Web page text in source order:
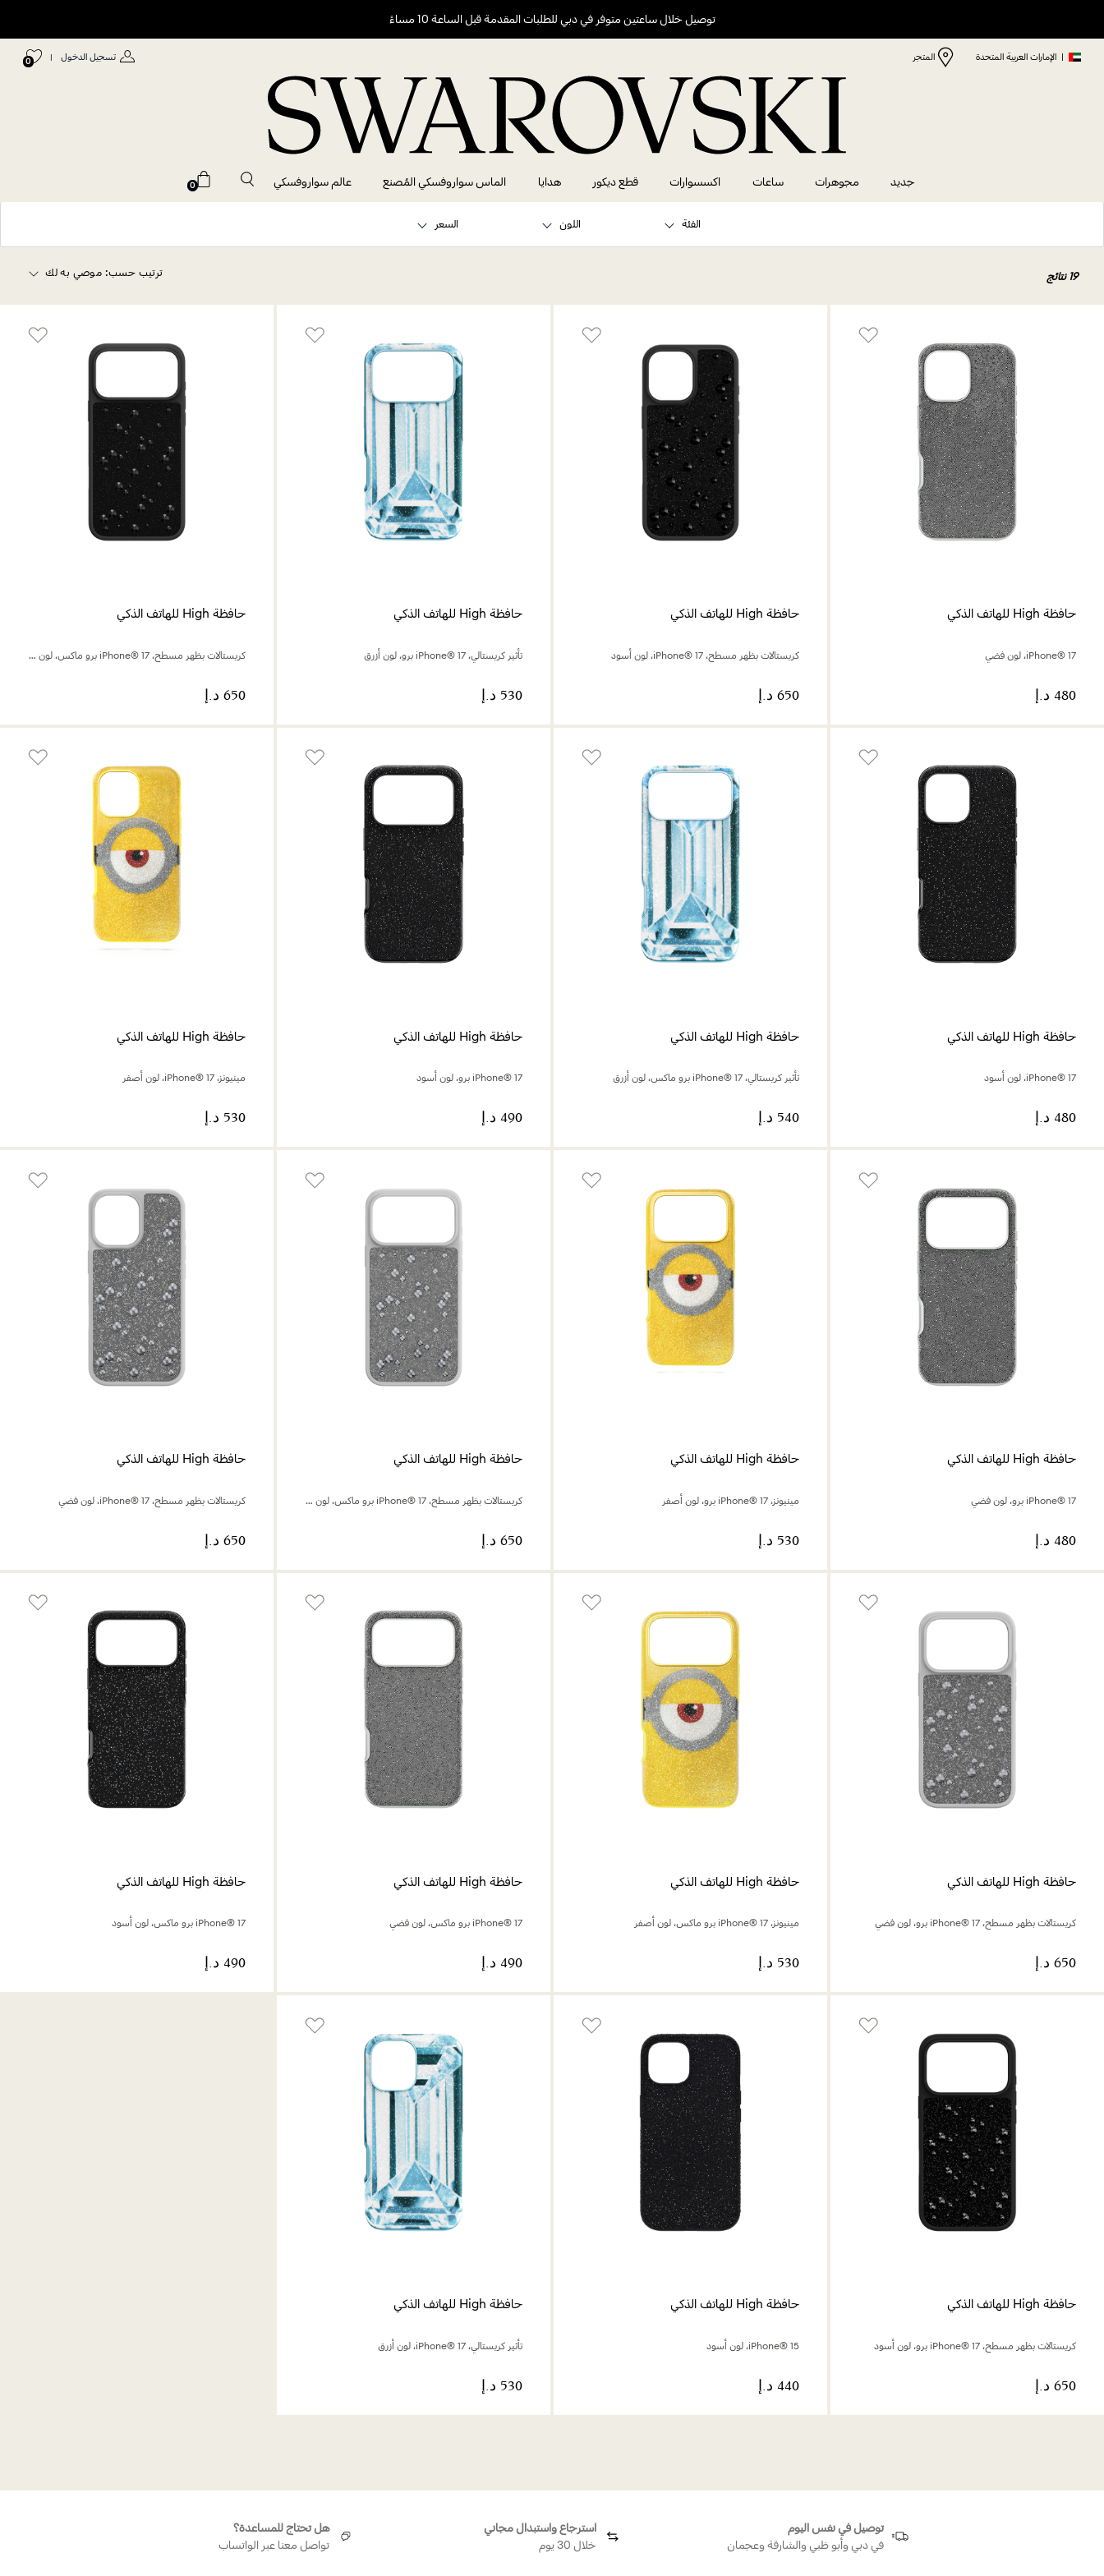
توصيل خلال ساعتين متوفر في دبي للطلبات المقدمة قبل الساعة 10 مساءً
| الإمارات العربية المتحدة المتجر تسجيل الدخول |
0
جديد مجوهرات ساعات اكسسوارات قطع ديكور هدايا الماس سواروفسكي المُصنع عالم سواروفسكي 0
الفئة اللون السعر
19 نتائج ترتيب حسب: موصي به لك
حافظة High للهاتف الذكي
iPhone® 17، لون فضي
حافظة High للهاتف الذكي
كريستالات بظهر مسطح، iPhone® 17، لون أسود
حافظة High للهاتف الذكي
تأثير كريستالي، iPhone® 17 برو، لون أزرق
حافظة High للهاتف الذكي
كريستالات بظهر مسطح، iPhone® 17 برو ماكس، لون أسود
حافظة High للهاتف الذكي
iPhone® 17، لون أسود
حافظة High للهاتف الذكي
تأثير كريستالي، iPhone® 17 برو ماكس، لون أزرق
حافظة High للهاتف الذكي
iPhone® 17 برو، لون أسود
حافظة High للهاتف الذكي
مينيونز، iPhone® 17، لون أصفر
حافظة High للهاتف الذكي
iPhone® 17 برو، لون فضي
حافظة High للهاتف الذكي
مينيونز، iPhone® 17 برو، لون أصفر
حافظة High للهاتف الذكي
كريستالات بظهر مسطح، iPhone® 17 برو ماكس، لون فضي
حافظة High للهاتف الذكي
كريستالات بظهر مسطح، iPhone® 17، لون فضي
حافظة High للهاتف الذكي
كريستالات بظهر مسطح، iPhone® 17 برو، لون فضي
حافظة High للهاتف الذكي
مينيونز، iPhone® 17 برو ماكس، لون أصفر
حافظة High للهاتف الذكي
iPhone® 17 برو ماكس، لون فضي
حافظة High للهاتف الذكي
iPhone® 17 برو ماكس، لون أسود
حافظة High للهاتف الذكي
كريستالات بظهر مسطح، iPhone® 17 برو، لون أسود
حافظة High للهاتف الذكي
iPhone® 15، لون أسود
حافظة High للهاتف الذكي
تأثير كريستالي، iPhone® 17، لون أزرق
توصيل في نفس اليوم
في دبي وأبو ظبي والشارقة وعجمان
استرجاع واستبدال مجاني
خلال 30 يوم
هل تحتاج للمساعدة؟
تواصل معنا عبر الواتساب